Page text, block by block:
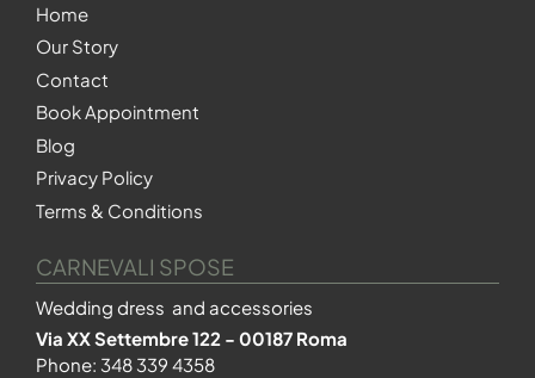
Home
Our Story
Contact
Book Appointment
Blog
Privacy Policy
Terms & Conditions
CARNEVALI SPOSE
Wedding dress and accessories
Via XX Settembre 122 - 00187 Roma
Phone: 348 339 4358